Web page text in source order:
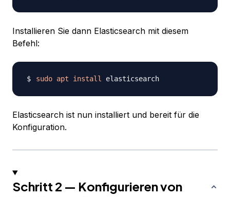
Installieren Sie dann Elasticsearch mit diesem
Befehl:
sudo apt install
Elasticsearch ist nun installiert und bereit für die
Konfiguration.
Schritt 2 — Konfigurieren von